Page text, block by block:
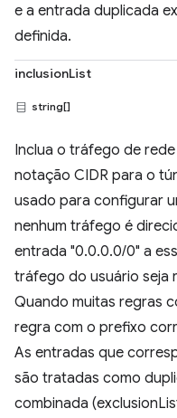
e a entrada duplicada
definida.
inclusionList
string[]
Inclua o tráfego de
notação CIDR para o
usado para configurar
nenhum tráfego é
entrada "0.0.0.0/0" a
tráfego do usuário seja
Quando muitas regras
regra com o prefixo
As entradas que
são tratadas como
combinada